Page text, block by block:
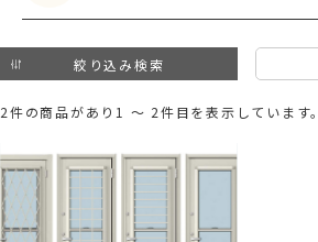
絞り込み検索
2件の商品があり1 ～ 2件目を表示しています。